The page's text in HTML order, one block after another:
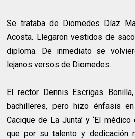
Se trataba de Diomedes Díaz
Acosta. Llegaron vestidos de
diploma. De inmediato se
lejanos versos de Diomedes.
El rector Dennis Escrigas
bachilleres, pero hizo énfasis
Cacique de La Junta’ y ‘El
que por su talento y dedicación